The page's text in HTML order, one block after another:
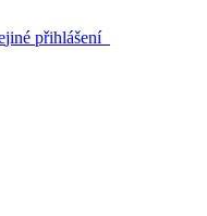
jiné přihlášení